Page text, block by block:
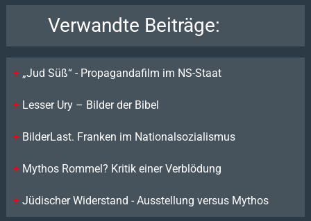
Verwandte Beiträge:
„Jud Süß“ - Propagandafilm im NS-Staat
Lesser Ury – Bilder der Bibel
BilderLast. Franken im Nationalsozialismus
Mythos Rommel? Kritik einer Verblödung
Jüdischer Widerstand - Ausstellung versus Mythos